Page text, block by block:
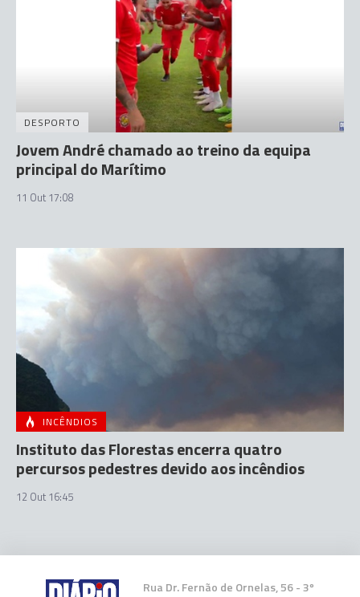
DESPORTO
Jovem André chamado ao treino da equipa
principal do Marítimo
11 Out 17:08
INCÊNDIOS
Instituto das Florestas encerra quatro
percursos pedestres devido aos incêndios
12 Out 16:45
Rua Dr. Fernão de Ornelas, 56 - 3º